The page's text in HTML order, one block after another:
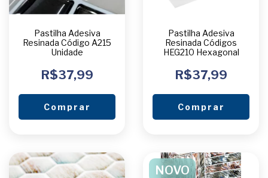
Pastilha Adesiva
Resinada Código A215
Unidade
R$37,99
Comprar
Pastilha Adesiva
Resinada Códigos
HEG210 Hexagonal
R$37,99
Comprar
NOVO